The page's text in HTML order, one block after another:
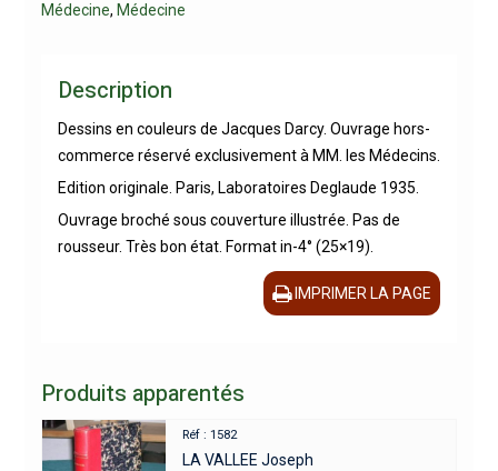
Médecine, Médecine
Description
Dessins en couleurs de Jacques Darcy. Ouvrage hors-
commerce réservé exclusivement à MM. les Médecins.
Edition originale. Paris, Laboratoires Deglaude 1935.
Ouvrage broché sous couverture illustrée. Pas de
rousseur. Très bon état. Format in-4° (25×19).
IMPRIMER LA PAGE
Produits apparentés
Réf : 1582
LA VALLEE Joseph